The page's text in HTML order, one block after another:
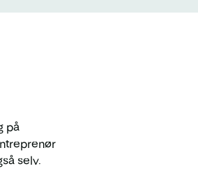
på
selv.